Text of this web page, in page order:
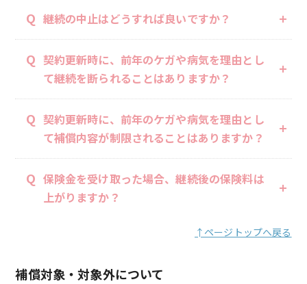
Q 継続の中止はどうすれば良いですか？
Q 契約更新時に、前年のケガや病気を理由とし
て継続を断られることはありますか？
Q 契約更新時に、前年のケガや病気を理由とし
て補償内容が制限されることはありますか？
Q 保険金を受け取った場合、継続後の保険料は
上がりますか？
↑ページトップへ戻る
補償対象・対象外について